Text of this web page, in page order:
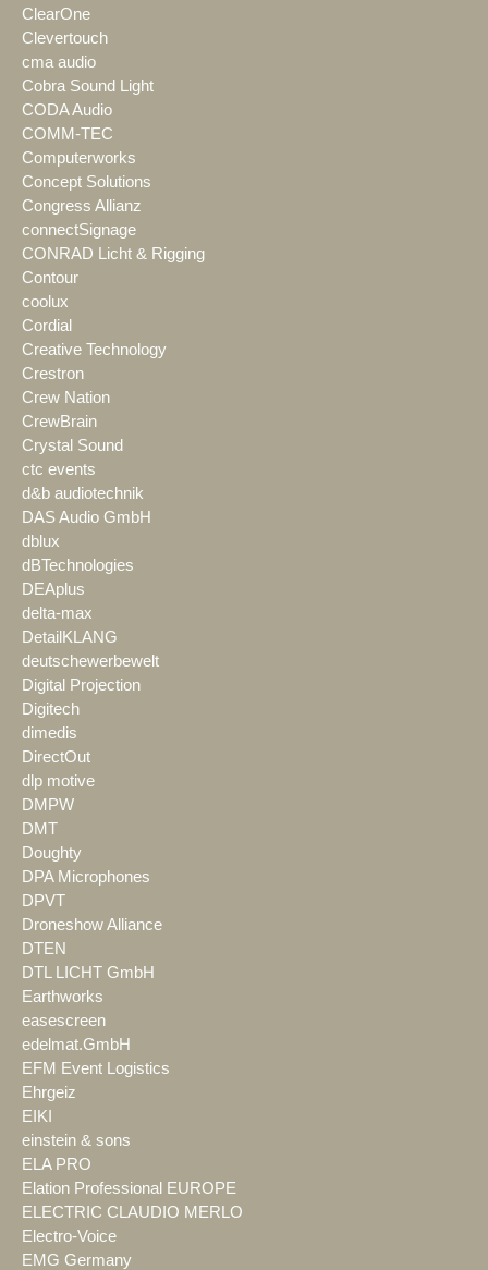
ClearOne
Clevertouch
cma audio
Cobra Sound Light
CODA Audio
COMM-TEC
Computerworks
Concept Solutions
Congress Allianz
connectSignage
CONRAD Licht & Rigging
Contour
coolux
Cordial
Creative Technology
Crestron
Crew Nation
CrewBrain
Crystal Sound
ctc events
d&b audiotechnik
DAS Audio GmbH
dblux
dBTechnologies
DEAplus
delta-max
DetailKLANG
deutschewerbewelt
Digital Projection
Digitech
dimedis
DirectOut
dlp motive
DMPW
DMT
Doughty
DPA Microphones
DPVT
Droneshow Alliance
DTEN
DTL LICHT GmbH
Earthworks
easescreen
edelmat.GmbH
EFM Event Logistics
Ehrgeiz
EIKI
einstein & sons
ELA PRO
Elation Professional EUROPE
ELECTRIC CLAUDIO MERLO
Electro-Voice
EMG Germany